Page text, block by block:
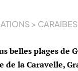
> CARAIBES
belles plages de
de la Caravelle,